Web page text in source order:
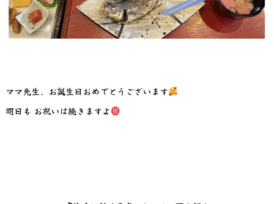
ママ先生、お誕生日おめでとうございます
明日も お祝いは続きますよ